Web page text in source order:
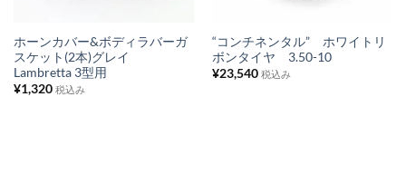
ス
ホーンカバー&ボディラバーガ
スケット(2本)グレイ
Lambretta 3型用
¥1,320 税込み
ス
“コンチネンタル” ホワイトリ
ボンタイヤ 3.50-10
¥23,540 税込み